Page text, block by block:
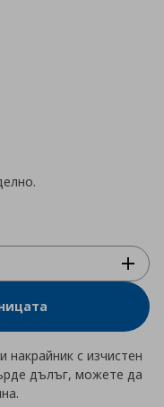
накрайник с изчистен
дълъг, можете да